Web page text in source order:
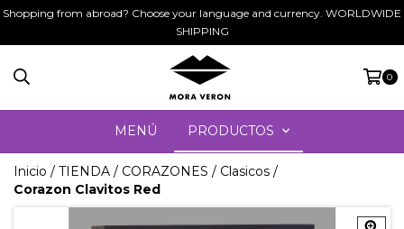
Shopping from abroad? Choose your language and currency. WORLDWIDE
SHIPPING
0
MENÚ PRODUCTOS
Inicio / TIENDA / CORAZONES / Clasicos /
Corazon Clavitos Red